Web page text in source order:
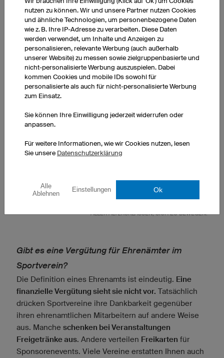
zu begeistern.
Der wirtschaftliche Ertrag ist da zweitrangig.
Gibt es eine Vergütung für Ehrenämter im
Sportverein?
Die Definition eines Ehrenamts ist eindeutig. Eine
finanzielle Vergütung sieht sie nicht vor. Tatsächlich
drücken Sportvereine ihre Dankbarkeit gegenüber
ihren ehrenamtlichen Mitarbeitern auf andere Weise
aus. Manche schenken bei Veranstaltungen
Freigetränke aus. Andere verteilen Freikarten für
Sponsorenevents. Viele Vereine erstatten Ihnen auch
nutzen zu können. Wir und unsere Partner nutzen Cookies
und ähnliche Technologien, um personenbezogene Daten
wie z. B. Ihre IP-Adresse zu verarbeiten. Diese Daten
werden verwendet, um Inhalte und Anzeigen zu
personalisieren, relevante Werbung (auch außerhalb
unserer Website) zu messen sowie zielgruppenbasierte und
nicht-personalisierte Werbung auszuspielen. Dabei
kommen Cookies und mobile IDs sowohl für
personalisierte als auch für nicht-personalisierte Werbung
zum Einsatz.
Sie können Ihre Einwilligung jederzeit widerrufen oder
anpassen.
Für weitere Informationen, wie wir Cookies nutzen, lesen
Sie unsere Datenschutzerklärung
Alle
Ablehnen
Einstellungen Ok